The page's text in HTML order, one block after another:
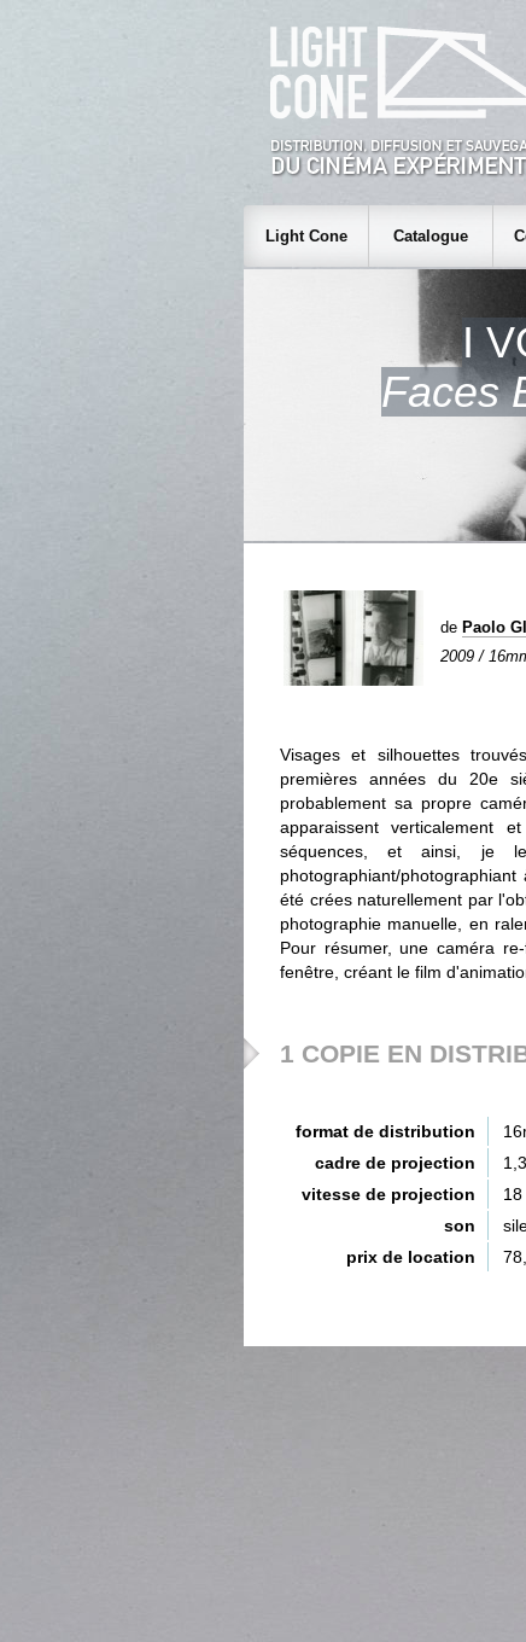
Light Cone Catalogue
I
Faces
de Paolo
2009 /
Visages et silhouettes
premières années du 20e
probablement sa propre
apparaissent verticalement
séquences, et ainsi, je
photographiant/
été crées naturellement par
photographie manuelle, en
Pour résumer, une caméra
fenêtre, créant le film
1 COPIE EN
format de distribution
cadre de projection
vitesse de projection
son
prix de location